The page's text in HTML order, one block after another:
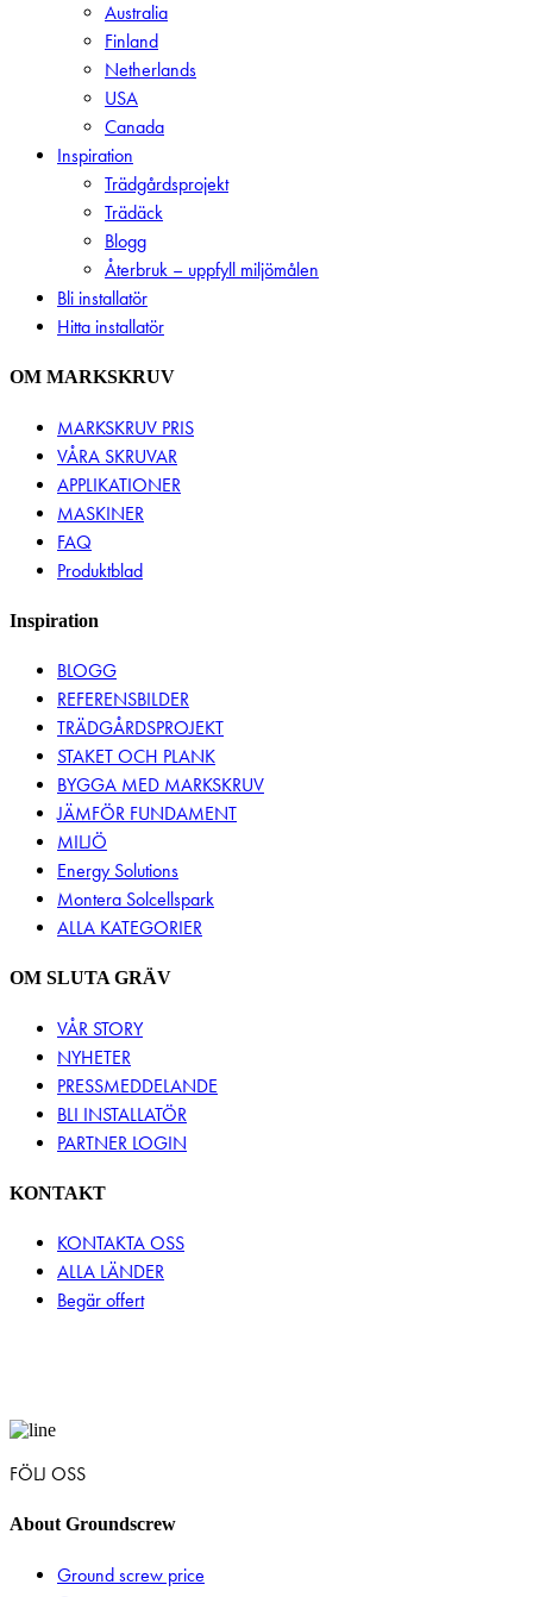
Australia
Finland
Netherlands
USA
Canada
Inspiration
Trädgårdsprojekt
Trädäck
Blogg
Återbruk – uppfyll miljömålen
Bli installatör
Hitta installatör
OM MARKSKRUV
MARKSKRUV PRIS
VÅRA SKRUVAR
APPLIKATIONER
MASKINER
FAQ
Produktblad
Inspiration
BLOGG
REFERENSBILDER
TRÄDGÅRDSPROJEKT
STAKET OCH PLANK
BYGGA MED MARKSKRUV
JÄMFÖR FUNDAMENT
MILJÖ
Energy Solutions
Montera Solcellspark
ALLA KATEGORIER
OM SLUTA GRÄV
VÅR STORY
NYHETER
PRESSMEDDELANDE
BLI INSTALLATÖR
PARTNER LOGIN
KONTAKT
KONTAKTA OSS
ALLA LÄNDER
Begär offert
FÖLJ OSS
About Groundscrew
Ground screw price